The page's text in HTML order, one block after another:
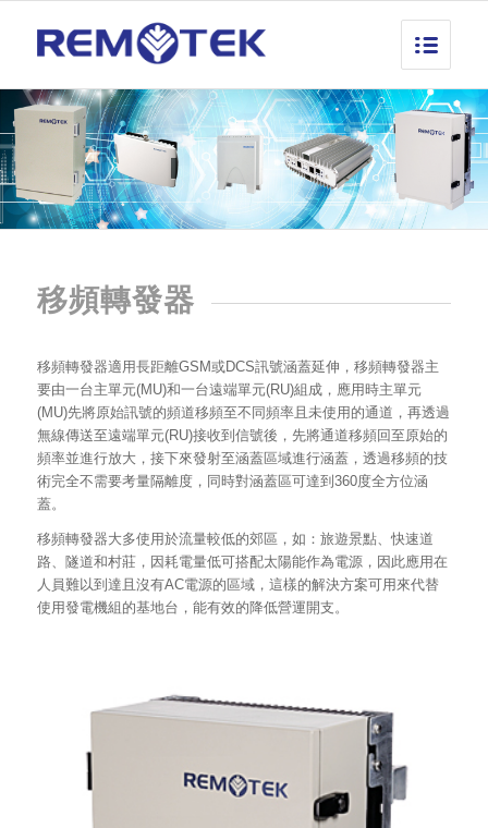
移頻轉發器
移頻轉發器適用長距離GSM或DCS訊號涵蓋延伸，移頻轉發器主
要由一台主單元(MU)和一台遠端單元(RU)組成，應用時主單元
(MU)先將原始訊號的頻道移頻至不同頻率且未使用的通道，再透過
無線傳送至遠端單元(RU)接收到信號後，先將通道移頻回至原始的
頻率並進行放大，接下來發射至涵蓋區域進行涵蓋，透過移頻的技
術完全不需要考量隔離度，同時對涵蓋區可達到360度全方位涵
蓋。
移頻轉發器大多使用於流量較低的郊區，如：旅遊景點、快速道
路、隧道和村莊，因耗電量低可搭配太陽能作為電源，因此應用在
人員難以到達且沒有AC電源的區域，這樣的解決方案可用來代替
使用發電機組的基地台，能有效的降低營運開支。